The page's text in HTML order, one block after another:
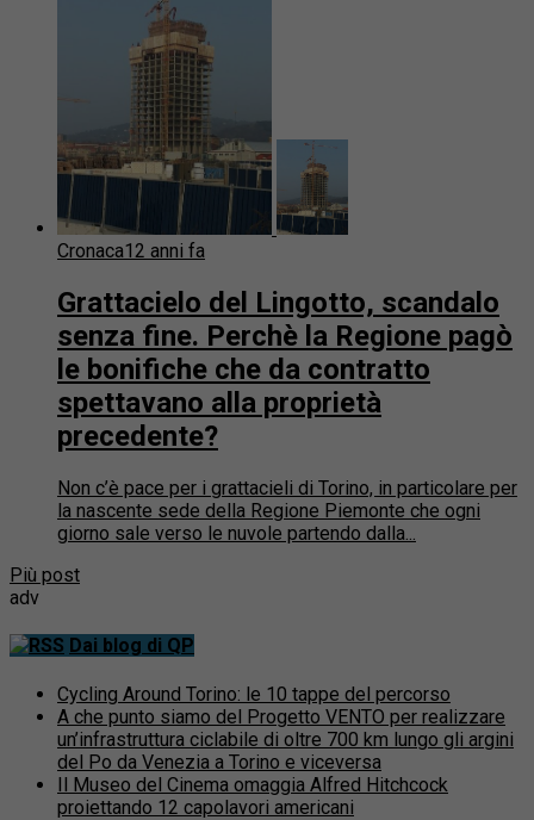
Cronaca12 anni fa
Grattacielo del Lingotto, scandalo
senza fine. Perchè la Regione pagò
le bonifiche che da contratto
spettavano alla proprietà
precedente?
Non c’è pace per i grattacieli di Torino, in particolare per
la nascente sede della Regione Piemonte che ogni
giorno sale verso le nuvole partendo dalla...
Più post
adv
Dai blog di QP
Cycling Around Torino: le 10 tappe del percorso
A che punto siamo del Progetto VENTO per realizzare
un’infrastruttura ciclabile di oltre 700 km lungo gli argini
del Po da Venezia a Torino e viceversa
Il Museo del Cinema omaggia Alfred Hitchcock
proiettando 12 capolavori americani